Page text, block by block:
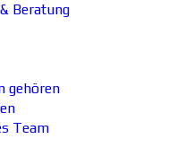
Beratung
gehören
Team